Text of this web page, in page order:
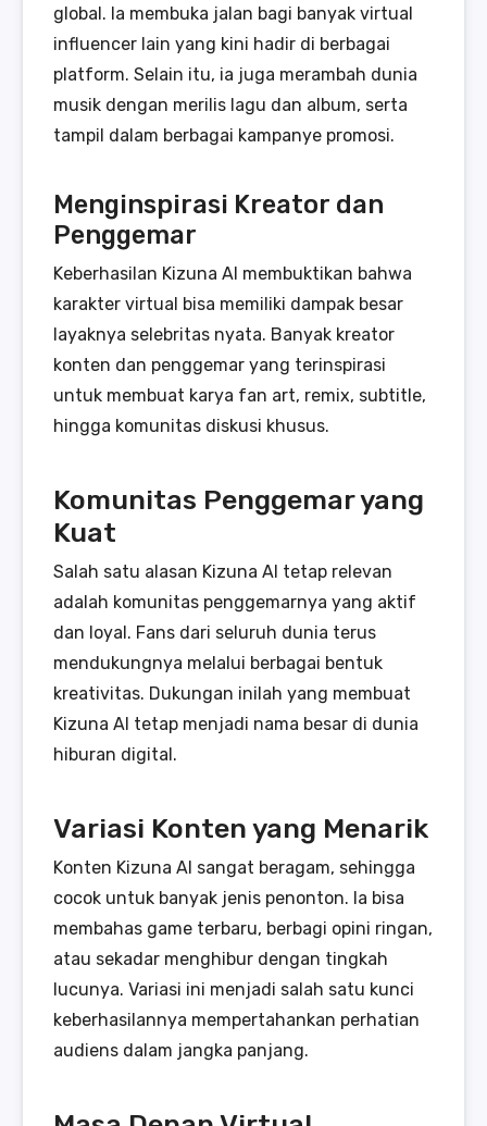
global. Ia membuka jalan bagi banyak virtual
influencer lain yang kini hadir di berbagai
platform. Selain itu, ia juga merambah dunia
musik dengan merilis lagu dan album, serta
tampil dalam berbagai kampanye promosi.
Menginspirasi Kreator dan
Penggemar
Keberhasilan Kizuna AI membuktikan bahwa
karakter virtual bisa memiliki dampak besar
layaknya selebritas nyata. Banyak kreator
konten dan penggemar yang terinspirasi
untuk membuat karya fan art, remix, subtitle,
hingga komunitas diskusi khusus.
Komunitas Penggemar yang
Kuat
Salah satu alasan Kizuna AI tetap relevan
adalah komunitas penggemarnya yang aktif
dan loyal. Fans dari seluruh dunia terus
mendukungnya melalui berbagai bentuk
kreativitas. Dukungan inilah yang membuat
Kizuna AI tetap menjadi nama besar di dunia
hiburan digital.
Variasi Konten yang Menarik
Konten Kizuna AI sangat beragam, sehingga
cocok untuk banyak jenis penonton. Ia bisa
membahas game terbaru, berbagi opini ringan,
atau sekadar menghibur dengan tingkah
lucunya. Variasi ini menjadi salah satu kunci
keberhasilannya mempertahankan perhatian
audiens dalam jangka panjang.